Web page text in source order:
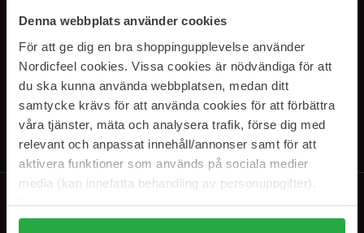
Denna webbplats använder cookies
För att ge dig en bra shoppingupplevelse använder
Nordicfeel cookies. Vissa cookies är nödvändiga för att
du ska kunna använda webbplatsen, medan ditt
samtycke krävs för att använda cookies för att förbättra
våra tjänster, mäta och analysera trafik, förse dig med
relevant och anpassat innehåll/annonser samt för att
aktivera funktioner som används på sociala medier
media (kan innefatta behandling av personuppgifter).
Genom att trycka på "Tillåt alla cookies" accepterar du
PRENUMERERA PÅ VÅRA
NYHETSBREV
E-postadress
Genom att prenumerera accepterar du vårIntegritetspolicy.